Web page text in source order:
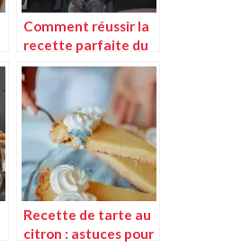
Comment réussir la
recette parfaite du
fonds pour vol-au-
vent
Recette de tarte au
citron : astuces pour